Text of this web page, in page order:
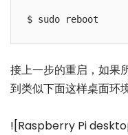
接上一步的重启，如果
到类似下面这样桌面环
![Raspberry Pi